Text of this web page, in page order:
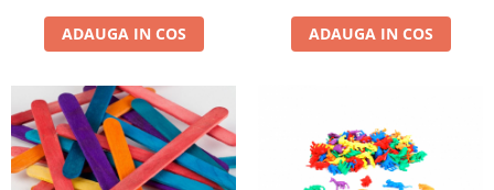
ADAUGA IN COS ADAUGA IN COS